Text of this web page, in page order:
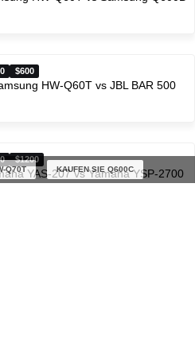
$600
HW-Q60T vs JBL BAR 500
$1200
YAS-207 vs Yamaha YSP-2700
Q70T KAUFEN SIE Q600C